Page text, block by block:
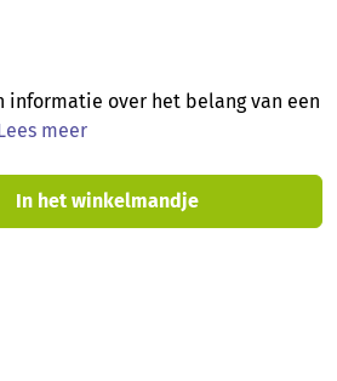
informatie over het belang van een
meer
de gewenste
In het winkelmandje